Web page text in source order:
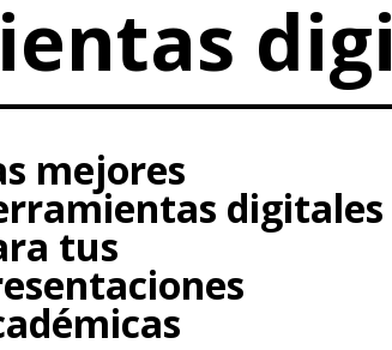
mejores
digitales
tus